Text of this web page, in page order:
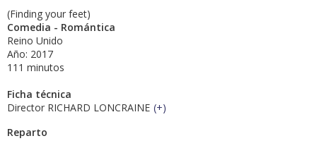
(Finding your feet)
Comedia - Romántica
Reino Unido
Año: 2017
111 minutos
Ficha técnica
Director RICHARD LONCRAINE (+)
Reparto